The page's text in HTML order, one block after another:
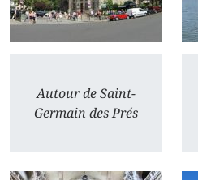
Autour de Saint-
Germain des Prés